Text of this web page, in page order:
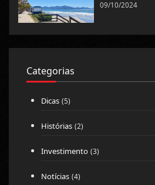
09/10/2024
Categorias
Dicas (5)
Histórias (2)
Investimento (3)
Notícias (4)